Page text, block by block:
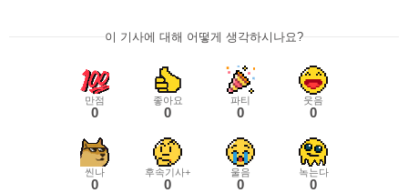
이 기사에 대해 어떻게 생각하시나요?
만점
0
좋아요
0
파티
0
웃음
0
씬나
0
후속기사+
0
울음
0
녹는다
0